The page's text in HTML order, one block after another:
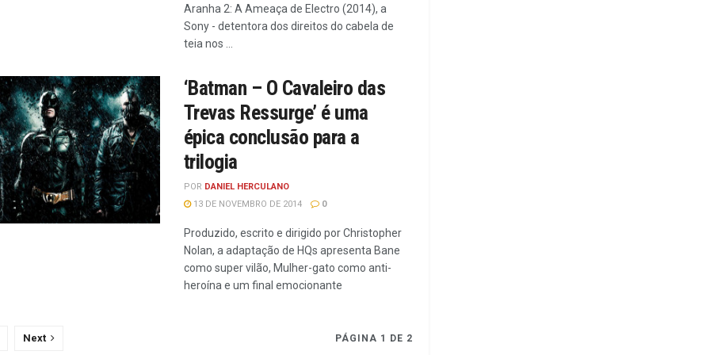
Aranha 2: A Ameaça de Electro (2014), a
Sony - detentora dos direitos do cabela de
teia nos ...
‘Batman – O Cavaleiro das
Trevas Ressurge’ é uma
épica conclusão para a
trilogia
POR DANIEL HERCULANO
13 DE NOVEMBRO DE 2014
0
Produzido, escrito e dirigido por Christopher
Nolan, a adaptação de HQs apresenta Bane
como super vilão, Mulher-gato como anti-
heroína e um final emocionante
PÁGINA 1 DE 2
Next